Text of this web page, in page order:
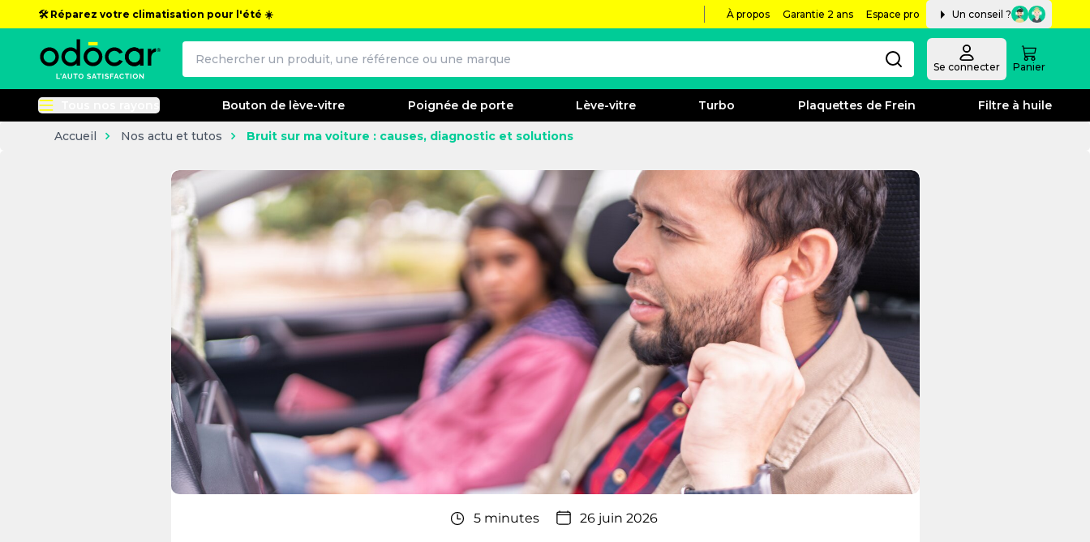
🛠️ Réparez votre climatisation pour l'été ☀️ À propos Garantie 2 ans Espace pro Un conseil ?
Se connecter Panier
Tous nos rayons Bouton de lève-vitre Poignée de porte Lève-vitre Turbo Plaquettes de Frein Filtre à huile
Accueil Nos actu et tutos Bruit sur ma voiture : causes, diagnostic et solutions
Bruit sur ma voiture : causes, diagnostic et solutions
5 minutes 26 juin 2026